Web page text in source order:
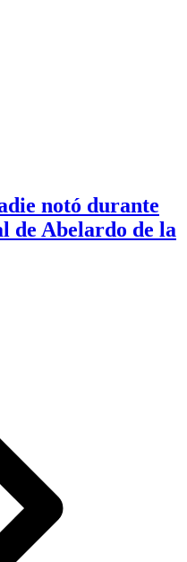
notó durante
de Abelardo de la